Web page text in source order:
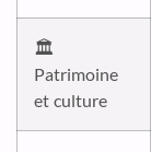
🏛️
Patrimoine
et culture